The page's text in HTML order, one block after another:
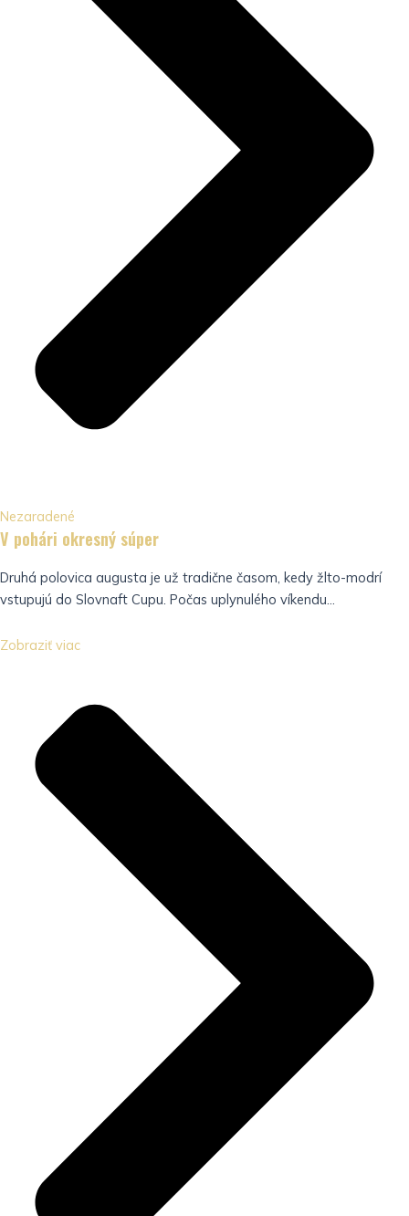
Nezaradené
V pohári okresný súper
Druhá polovica augusta je už tradične časom, kedy žlto-modrí
vstupujú do Slovnaft Cupu. Počas uplynulého víkendu...
Zobraziť viac